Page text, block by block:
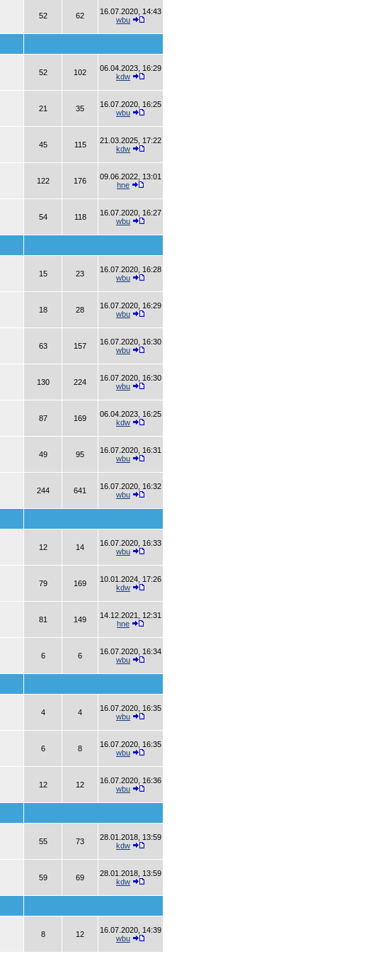
52 62
16.07.2020, 14:43
wbu
52 102
06.04.2023, 16:29
kdw
21 35
16.07.2020, 16:25
wbu
45 115
21.03.2025, 17:22
kdw
122 176
09.06.2022, 13:01
hne
54 118
16.07.2020, 16:27
wbu
15 23
16.07.2020, 16:28
wbu
18 28
16.07.2020, 16:29
wbu
63 157
16.07.2020, 16:30
wbu
130 224
16.07.2020, 16:30
wbu
87 169
06.04.2023, 16:25
kdw
49 95
16.07.2020, 16:31
wbu
244 641
16.07.2020, 16:32
wbu
12 14
16.07.2020, 16:33
wbu
79 169
10.01.2024, 17:26
kdw
81 149
14.12.2021, 12:31
hne
6 6
16.07.2020, 16:34
wbu
4 4
16.07.2020, 16:35
wbu
6 8
16.07.2020, 16:35
wbu
12 12
16.07.2020, 16:36
wbu
55 73
28.01.2018, 13:59
kdw
59 69
28.01.2018, 13:59
kdw
8 12
16.07.2020, 14:39
wbu